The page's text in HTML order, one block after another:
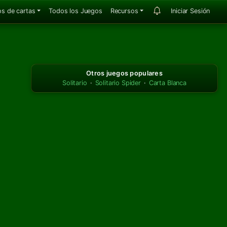
de cartas Todos los Juegos Recursos Iniciar Sesión
Otros juegos populares
Solitario · Solitario Spider · Carta Blanca